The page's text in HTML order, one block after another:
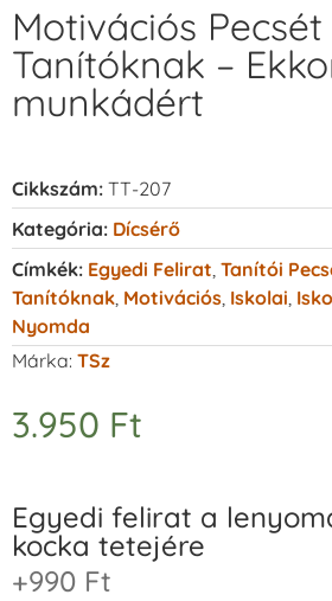
Motivációs Pecsét
Tanítóknak –
munkádért
Cikkszám: TT-207
Kategória: Dícsérő
Címkék: Egyedi Felirat Tanítói
Tanítóknak Motivációs Iskolai
Nyomda
Márka: TSz
3.950 Ft
Egyedi felirat a
kocka tetejére
+990 Ft